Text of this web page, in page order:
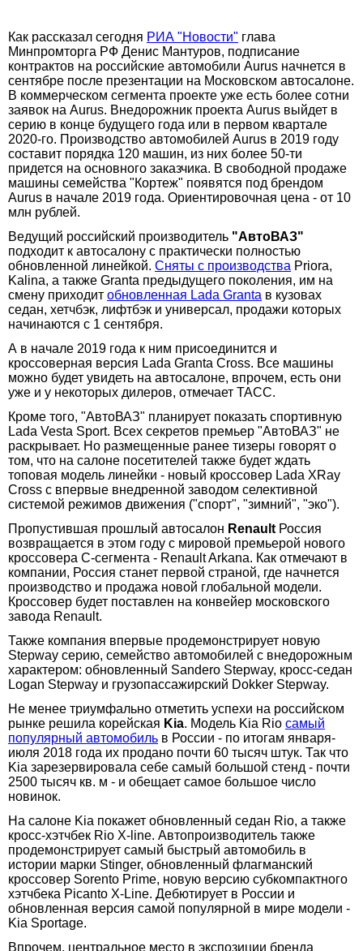
Как рассказал сегодня РИА "Новости" глава
Минпромторга РФ Денис Мантуров, подписание
контрактов на российские автомобили Aurus начнется в
сентябре после презентации на Московском автосалоне.
В коммерческом сегмента проекте уже есть более сотни
заявок на Aurus. Внедорожник проекта Aurus выйдет в
серию в конце будущего года или в первом квартале
2020-го. Производство автомобилей Aurus в 2019 году
составит порядка 120 машин, из них более 50-ти
придется на основного заказчика. В свободной продаже
машины семейства "Кортеж" появятся под брендом
Aurus в начале 2019 года. Ориентировочная цена - от 10
млн рублей.
Ведущий российский производитель "АвтоВАЗ"
подходит к автосалону с практически полностью
обновленной линейкой. Сняты с производства Priora,
Kalina, а также Granta предыдущего поколения, им на
смену приходит обновленная Lada Granta в кузовах
седан, хетчбэк, лифтбэк и универсал, продажи которых
начинаются с 1 сентября.
А в начале 2019 года к ним присоединится и
кроссоверная версия Lada Granta Cross. Все машины
можно будет увидеть на автосалоне, впрочем, есть они
уже и у некоторых дилеров, отмечает ТАСС.
Кроме того, "АвтоВАЗ" планирует показать спортивную
Lada Vesta Sport. Всех секретов премьер "АвтоВАЗ" не
раскрывает. Но размещенные ранее тизеры говорят о
том, что на салоне посетителей также будет ждать
топовая модель линейки - новый кроссовер Lada XRay
Cross с впервые внедренной заводом селективной
системой режимов движения ("спорт", "зимний", "эко").
Пропустившая прошлый автосалон Renault Россия
возвращается в этом году с мировой премьерой нового
кроссовера C-сегмента - Renault Arkana. Как отмечают в
компании, Россия станет первой страной, где начнется
производство и продажа новой глобальной модели.
Кроссовер будет поставлен на конвейер московского
завода Renault.
Также компания впервые продемонстрирует новую
Stepway серию, семейство автомобилей с внедорожным
характером: обновленный Sandero Stepway, кросс-седан
Logan Stepway и грузопассажирский Dokker Stepway.
Не менее триумфально отметить успехи на российском
рынке решила корейская Kia. Модель Kia Rio самый
популярный автомобиль в России - по итогам января-
июля 2018 года их продано почти 60 тысяч штук. Так что
Kia зарезервировала себе самый большой стенд - почти
2500 тысяч кв. м - и обещает самое большое число
новинок.
На салоне Kia покажет обновленный седан Rio, а также
кросс-хэтчбек Rio X-line. Автопроизводитель также
продемонстрирует самый быстрый автомобиль в
истории марки Stinger, обновленный флагманский
кроссовер Sorento Prime, новую версию субкомпактного
хэтчбека Picanto X-Line. Дебютирует в России и
обновленная версия самой популярной в мире модели -
Kia Sportage.
Впрочем, центральное место в экспозиции бренда